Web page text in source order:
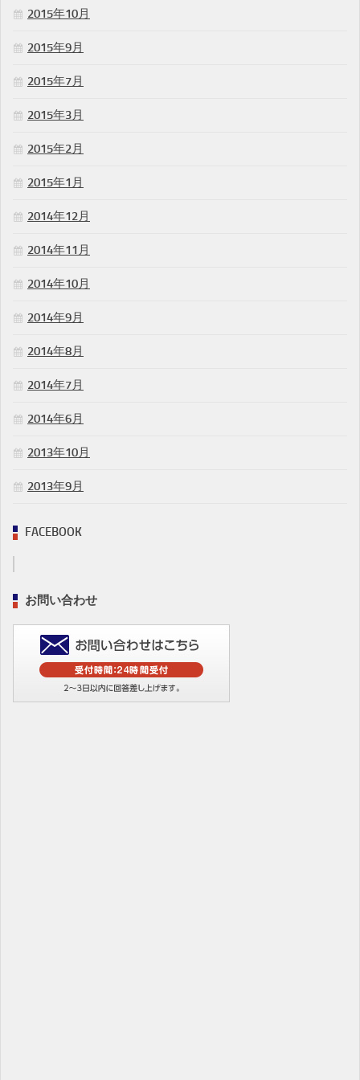
2015年10月
2015年9月
2015年7月
2015年3月
2015年2月
2015年1月
2014年12月
2014年11月
2014年10月
2014年9月
2014年8月
2014年7月
2014年6月
2013年10月
2013年9月
FACEBOOK
お問い合わせ